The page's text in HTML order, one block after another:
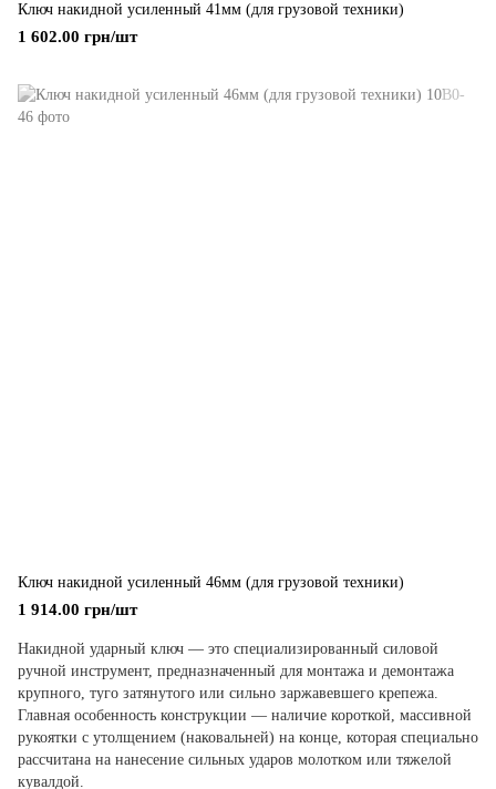
Ключ накидной усиленный 41мм (для грузовой техники)
1 602.00 грн/шт
Ключ накидной усиленный 46мм (для грузовой техники)
1 914.00 грн/шт
Накидной ударный ключ — это специализированный силовой
ручной инструмент, предназначенный для монтажа и демонтажа
крупного, туго затянутого или сильно заржавевшего крепежа.
Главная особенность конструкции — наличие короткой, массивной
рукоятки с утолщением (наковальней) на конце, которая специально
рассчитана на нанесение сильных ударов молотком или тяжелой
кувалдой.